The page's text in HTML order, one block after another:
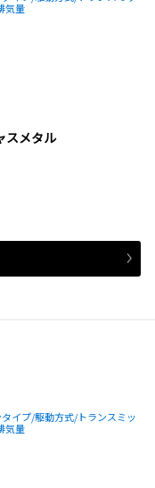
気量
スメタル
イプ/駆動方式/トランスミッ
気量